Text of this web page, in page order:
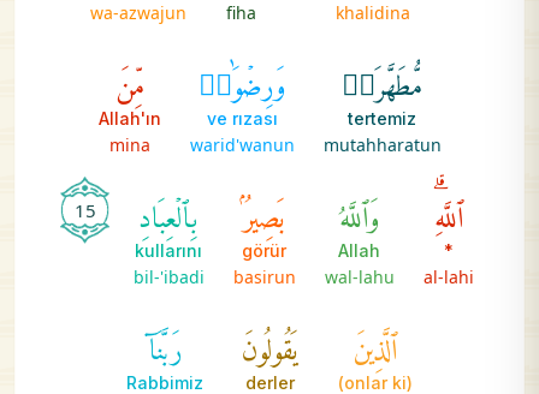
khalidina
fiha
wa-azwajun
مُّطَهَّرَةٞ
tertemiz
mutahharatun
وَرِضۡوَٰنٞ
ve rızası
warid'wanun
مِّنَ
Allah'ın
mina
ٱللَّهِۗ
*
al-lahi
وَٱللَّهُ
Allah
wal-lahu
بَصِيرُۢ
görür
basirun
بِٱلۡعِبَادِ
kullarını
bil-'ibadi
15
ٱلَّذِينَ
(onlar ki)
يَقُولُونَ
derler
رَبَّنَآ
Rabbimiz